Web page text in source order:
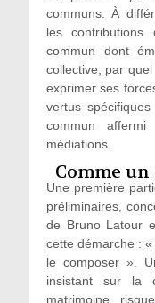
communs. À
les
commun dont
collective, par
exprimer ses
vertus
commun affermi
médiations.
Comme
Une première
préliminaires,
de Bruno Latour
cette démarche :
le composer ».
insistant sur la
matrimoine,